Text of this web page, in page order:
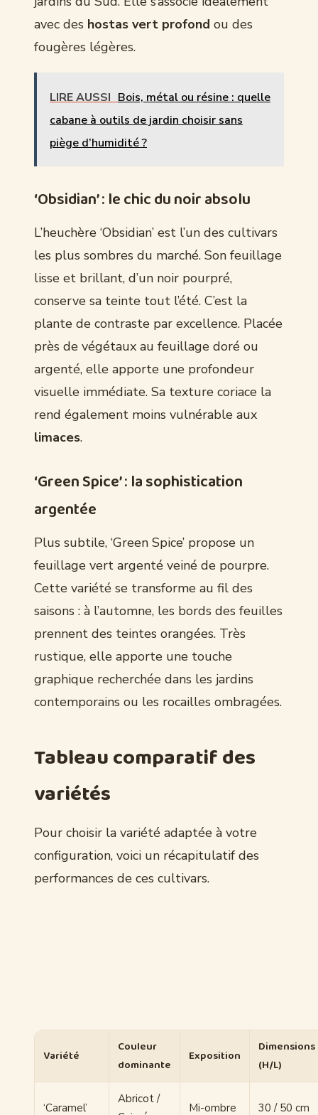
avec des hostas vert profond ou des
fougères légères.
LIRE AUSSI Bois, métal ou résine : quelle
cabane à outils de jardin choisir sans
piège d’humidité ?
‘Obsidian’ : le chic du noir absolu
L’heuchère ‘Obsidian’ est l’un des cultivars
les plus sombres du marché. Son feuillage
lisse et brillant, d’un noir pourpré,
conserve sa teinte tout l’été. C’est la
plante de contraste par excellence. Placée
près de végétaux au feuillage doré ou
argenté, elle apporte une profondeur
visuelle immédiate. Sa texture coriace la
rend également moins vulnérable aux
limaces.
‘Green Spice’ : la sophistication
argentée
Plus subtile, ‘Green Spice’ propose un
feuillage vert argenté veiné de pourpre.
Cette variété se transforme au fil des
saisons : à l’automne, les bords des feuilles
prennent des teintes orangées. Très
rustique, elle apporte une touche
graphique recherchée dans les jardins
contemporains ou les rocailles ombragées.
Tableau comparatif des
variétés
Pour choisir la variété adaptée à votre
configuration, voici un récapitulatif des
performances de ces cultivars.
Variété
Couleur
dominante
Exposition
Dimensions
(H/L)
‘Caramel’
Abricot /
Mi-ombre 30 / 50 cm